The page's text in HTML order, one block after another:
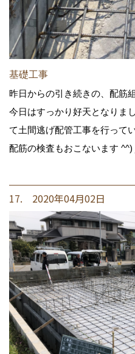
基礎工事
昨日からの引き続きの、配筋
今日はすっかり好天となりま
て土間逃げ配管工事を行って
配筋の検査もおこないます ^^)
17. 2020年04月02日